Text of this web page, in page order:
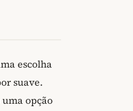
escolha
suave.
opção